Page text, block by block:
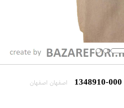
اصفهان اصفهان